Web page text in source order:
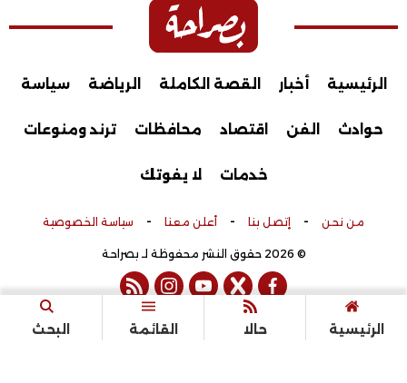
الرئيسية حالا القائمة البحث
الرئيسية أخبار القصة الكاملة الرياضة سياسة
حوادث الفن اقتصاد محافظات ترند ومنوعات
خدمات لا يفوتك
من نحن - إتصل بنا - أعلن معنا - سياسة الخصوصية
© 2026 حقوق النشر محفوظة لـ بصراحة
facebook
twitter
youtube
instagram
rss feed
تم التطوير بواسطة